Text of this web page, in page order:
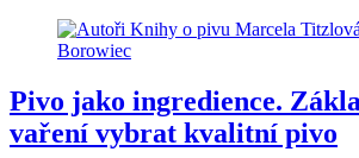
Pivo jako ingredience.
vaření vybrat kvalitní pivo